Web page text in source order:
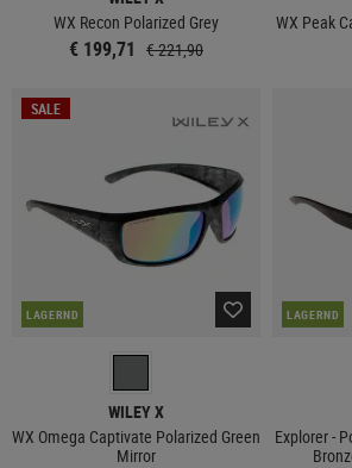
WX Recon Polarized Grey
€ 199,71 € 221,90
WX Peak
SALE
LAGERND
WILEY X
WX Omega Captivate Polarized Green
Mirror
LAGERND
Explorer -